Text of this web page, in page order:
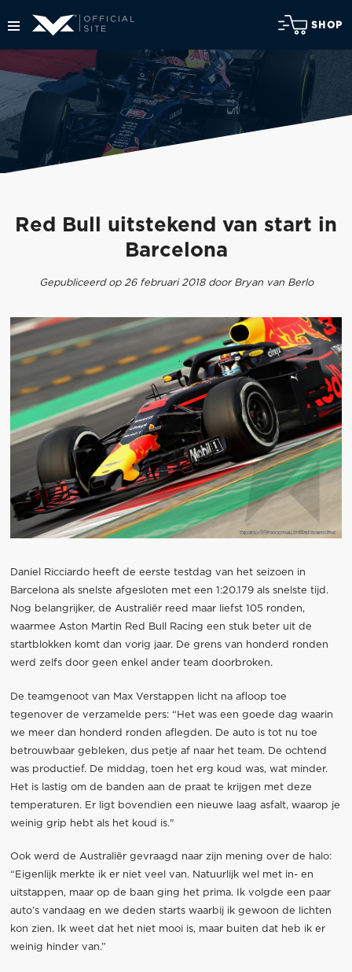
SHOP
Red Bull uitstekend van start in
Barcelona
Gepubliceerd op 26 februari 2018 door Bryan van Berlo
Daniel Ricciardo heeft de eerste testdag van het seizoen in
Barcelona als snelste afgesloten met een 1:20.179 als snelste tijd.
Nog belangrijker, de Australiër reed maar liefst 105 ronden,
waarmee Aston Martin Red Bull Racing een stuk beter uit de
startblokken komt dan vorig jaar. De grens van honderd ronden
werd zelfs door geen enkel ander team doorbroken.
De teamgenoot van Max Verstappen licht na afloop toe
tegenover de verzamelde pers: “Het was een goede dag waarin
we meer dan honderd ronden aflegden. De auto is tot nu toe
betrouwbaar gebleken, dus petje af naar het team. De ochtend
was productief. De middag, toen het erg koud was, wat minder.
Het is lastig om de banden aan de praat te krijgen met deze
temperaturen. Er ligt bovendien een nieuwe laag asfalt, waarop je
weinig grip hebt als het koud is."
Ook werd de Australiër gevraagd naar zijn mening over de halo:
“Eigenlijk merkte ik er niet veel van. Natuurlijk wel met in- en
uitstappen, maar op de baan ging het prima. Ik volgde een paar
auto’s vandaag en we deden starts waarbij ik gewoon de lichten
kon zien. Ik weet dat het niet mooi is, maar buiten dat heb ik er
weinig hinder van.”